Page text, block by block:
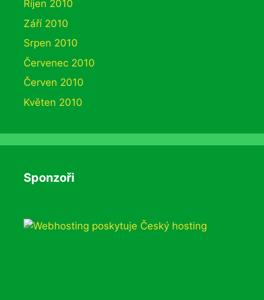
Říjen 2010
Září 2010
Srpen 2010
Červenec 2010
Červen 2010
Květen 2010
Sponzoři